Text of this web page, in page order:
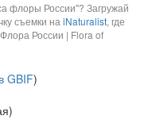
флоры России"? Загружай
съемки на iNaturalist, где
России | Flora of
GBIF)